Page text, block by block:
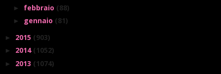
► febbraio (88)
► gennaio (81)
► 2015 (903)
► 2014 (1052)
► 2013 (1074)